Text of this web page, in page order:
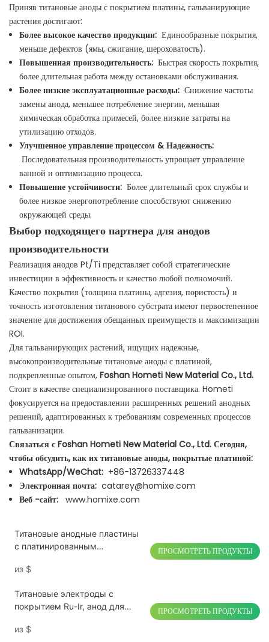
Приняв титановые аноды с покрытием платины, гальванирующие
растения достигают:
Более высокое качество продукции: Единообразные покрытия,
меньше дефектов (ямы, сжигание, шероховатость).
Повышенная производительность: Быстрая скорость покрытия,
более длительная работа между остановками обслуживания.
Более низкие эксплуатационные расходы: Снижение частоты
замены анода, меньшее потребление энергии, меньшая
химическая обработка примесей, более низкие затраты на
утилизацию отходов.
Улучшенное управление процессом & Надежность:
Последовательная производительность упрощает управление
ванной и оптимизацию процесса.
Повышение устойчивости: Более длительный срок службы и
более низкое энергопотребление способствуют снижению
окружающей среды.
Выбор подходящего партнера для анодов
производительности
Реализация анодов Pt/Ti представляет собой стратегические
инвестиции в эффективность и качество любой полномочий.
Качество покрытия (толщина платины, адгезия, пористость) и
точность изготовления титанового субстрата имеют первостепенное
значение для достижения обещанных преимуществ и максимизации
ROI.
Для гальванирующих растений, ищущих надежные,
высокопроизводительные титановые аноды с платиной,
подкрепленные опытом, Foshan Hometi New Material Co., Ltd.
Стоит в качестве специализированного поставщика. Hometi
фокусируется на предоставлении расширенных решений анодных
решений, адаптированных к требованиям современных процессов
гальванизации.
Связаться с Foshan Hometi New Material Co., Ltd. Сегодня,
чтобы обсудить, как их титановые аноды, покрытые платиной:
WhatsApp/WeChat: +86-13726337448
Электронная почта: catarey@homixe.com
Веб -сайт: www.homixe.com
Титановые анодные пластины
с платинированным
водородной воды
из $
ПРОСМОТРЕТЬ ПРОДУКТЫ
Титановые электроды с
покрытием Ru-Ir, анод для
овощей, стерилизатор
из $
ПРОСМОТРЕТЬ ПРОДУКТЫ